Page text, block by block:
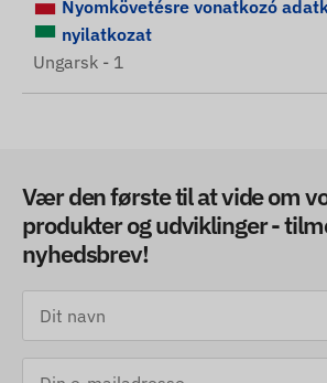
Nyomkövetésre vonatkozó
nyilatkozat
Ungarsk - 1
Vær den første til at vide om
produkter og udviklinger -
nyhedsbrev!